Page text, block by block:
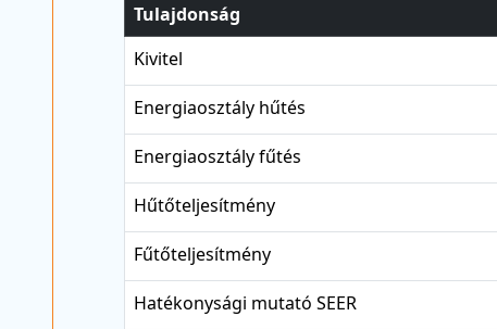
Tulajdonság
Kivitel
Energiaosztály hűtés
Energiaosztály fűtés
Hűtőteljesítmény
Fűtőteljesítmény
Hatékonysági mutató SEER